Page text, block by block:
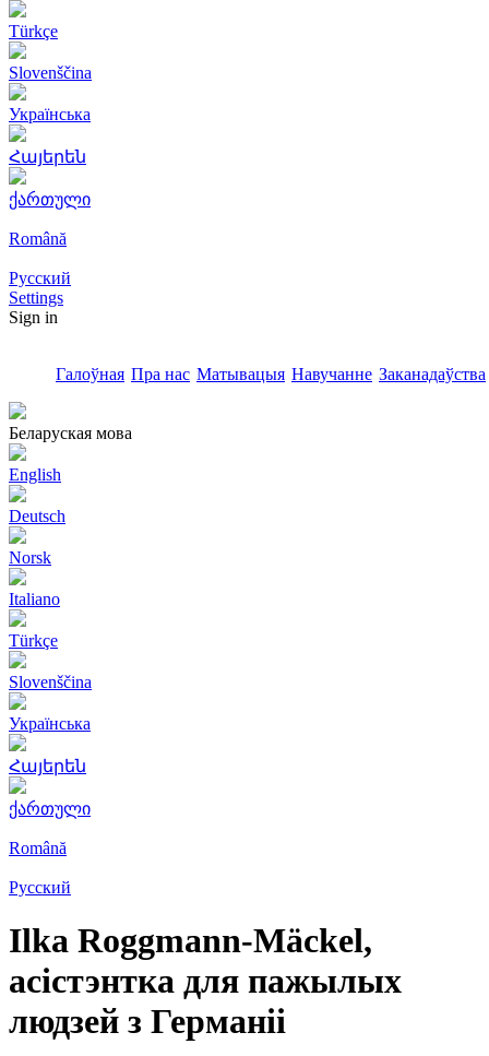
Türkçe
Slovenščina
Українська
Հայերեն
ქართული
Română
Русский
Settings
Sign in
Галоўная Пра нас Матывацыя Навучанне Заканадаўства
Беларуская мова
English
Deutsch
Norsk
Italiano
Türkçe
Slovenščina
Українська
Հայերեն
ქართული
Română
Русский
Ilka Roggmann-Mäckel,
асістэнтка для пажылых
людзей з Германіі